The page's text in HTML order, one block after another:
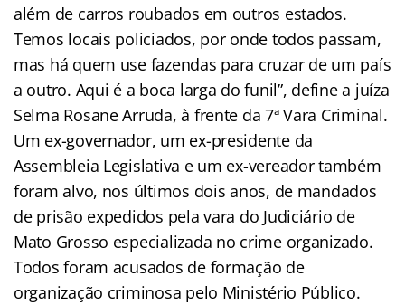
além de carros roubados em outros estados.
Temos locais policiados, por onde todos passam,
mas há quem use fazendas para cruzar de um país
a outro. Aqui é a boca larga do funil”, define a juíza
Selma Rosane Arruda, à frente da 7ª Vara Criminal.
Um ex-governador, um ex-presidente da
Assembleia Legislativa e um ex-vereador também
foram alvo, nos últimos dois anos, de mandados
de prisão expedidos pela vara do Judiciário de
Mato Grosso especializada no crime organizado.
Todos foram acusados de formação de
organização criminosa pelo Ministério Público.